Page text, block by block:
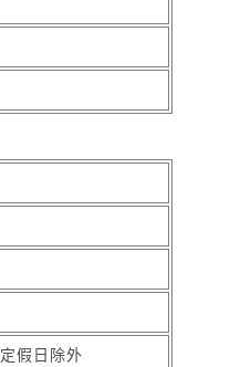
假日除外